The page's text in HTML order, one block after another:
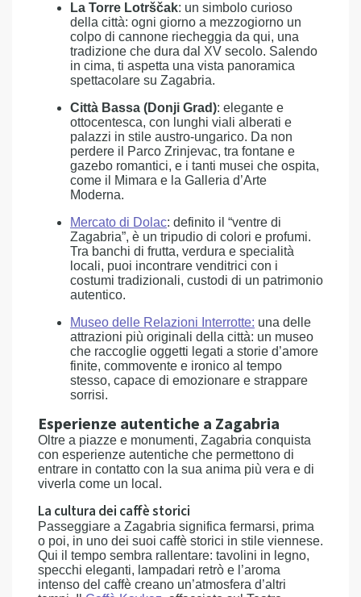
La Torre Lotrščak: un simbolo curioso
della città: ogni giorno a mezzogiorno un
colpo di cannone riecheggia da qui, una
tradizione che dura dal XV secolo. Salendo
in cima, ti aspetta una vista panoramica
spettacolare su Zagabria.
Città Bassa (Donji Grad): elegante e
ottocentesca, con lunghi viali alberati e
palazzi in stile austro-ungarico. Da non
perdere il Parco Zrinjevac, tra fontane e
gazebo romantici, e i tanti musei che ospita,
come il Mimara e la Galleria d’Arte
Moderna.
Mercato di Dolac: definito il “ventre di
Zagabria”, è un tripudio di colori e profumi.
Tra banchi di frutta, verdura e specialità
locali, puoi incontrare venditrici con i
costumi tradizionali, custodi di un patrimonio
autentico.
Museo delle Relazioni Interrotte: una delle
attrazioni più originali della città: un museo
che raccoglie oggetti legati a storie d’amore
finite, commovente e ironico al tempo
stesso, capace di emozionare e strappare
sorrisi.
Esperienze autentiche a Zagabria
Oltre a piazze e monumenti, Zagabria conquista
con esperienze autentiche che permettono di
entrare in contatto con la sua anima più vera e di
viverla come un local.
La cultura dei caffè storici
Passeggiare a Zagabria significa fermarsi, prima
o poi, in uno dei suoi caffè storici in stile viennese.
Qui il tempo sembra rallentare: tavolini in legno,
specchi eleganti, lampadari retrò e l’aroma
intenso del caffè creano un’atmosfera d’altri